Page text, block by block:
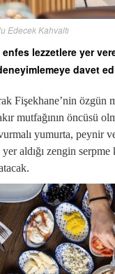
Edecek Kahvaltı
lezzetlere yer
davet
Fişekhane’nin özgün
mutfağının öncüsü
yumurta, peynir
aldığı zengin serpme